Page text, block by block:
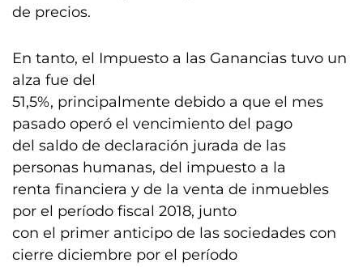
de precios.
En tanto, el Impuesto a las Ganancias tuvo un
alza fue del
51,5%, principalmente debido a que el mes
pasado operó el vencimiento del pago
del saldo de declaración jurada de las
personas humanas, del impuesto a la
renta financiera y de la venta de inmuebles
por el período fiscal 2018, junto
con el primer anticipo de las sociedades con
cierre diciembre por el período